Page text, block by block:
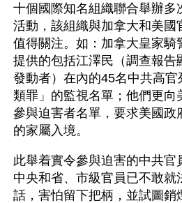
十個國際知名組織聯合舉辦多
活動，該組織與加拿大和美國
值得關注。如：加拿大皇家騎
提供的包括江澤民（調查報告
發動者）在內的45名中共高官
類罪」的監視名單；他們更向
參與迫害者名單，要求美國政
的家屬入境。
此舉着實令參與迫害的中共官
中央和省、市級官員已不敢就
話，害怕留下把柄，並試圖銷